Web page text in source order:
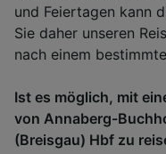
und Feiertagen kann
Sie daher unseren
nach einem
Ist es möglich, mit
von Annaberg-
(Breisgau) Hbf zu